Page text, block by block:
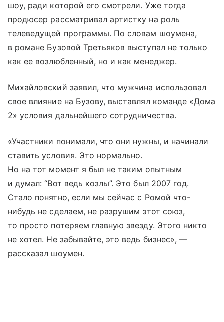
шоу, ради которой его смотрели. Уже тогда
продюсер рассматривал артистку на роль
телеведущей программы. По словам шоумена,
в романе Бузовой Третьяков выступал не только
как ее возлюбленный, но и как менеджер.
Михайловский заявил, что мужчина использовал
свое влияние на Бузову, выставлял команде «Дома
2» условия дальнейшего сотрудничества.
«Участники понимали, что они нужны, и начинали
ставить условия. Это нормально.
Но на тот момент я был не таким опытным
и думал: “Вот ведь козлы”. Это был 2007 год.
Стало понятно, если мы сейчас с Ромой что-
нибудь не сделаем, не разрушим этот союз,
то просто потеряем главную звезду. Этого никто
не хотел. Не забывайте, это ведь бизнес», —
рассказал шоумен.